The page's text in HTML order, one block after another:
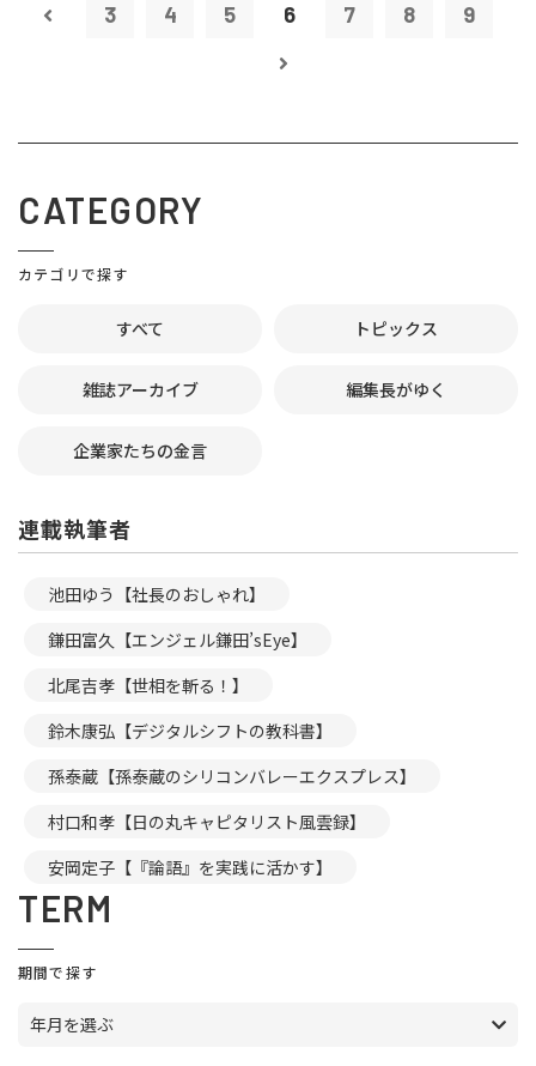
3 4 5 6 7 8 9
CATEGORY
カテゴリで探す
すべて トピックス
雑誌アーカイブ 編集長がゆく
企業家たちの金言
連載執筆者
池田ゆう【社長のおしゃれ】
鎌田富久【エンジェル鎌田’sEye】
北尾吉孝【世相を斬る！】
鈴木康弘【デジタルシフトの教科書】
孫泰蔵【孫泰蔵のシリコンバレーエクスプレス】
村口和孝【日の丸キャピタリスト風雲録】
安岡定子【『論語』を実践に活かす】
TERM
期間で探す
年月を選ぶ